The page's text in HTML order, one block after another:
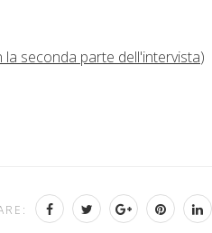
seconda parte dell'intervista)